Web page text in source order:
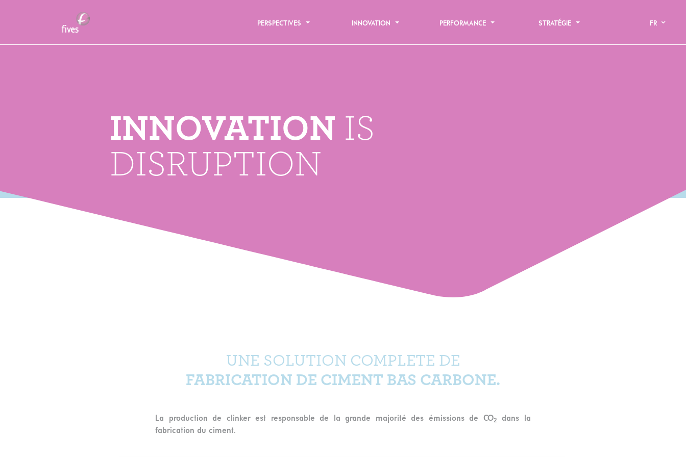
PERSPECTIVES INNOVATION PERFORMANCE STRATÉGIE FR
INNOVATION IS
DISRUPTION
UNE SOLUTION COMPLETE DE
FABRICATION DE CIMENT BAS CARBONE.
La production de clinker est responsable de la grande majorité des émissions de CO2
dans la
fabrication du ciment.